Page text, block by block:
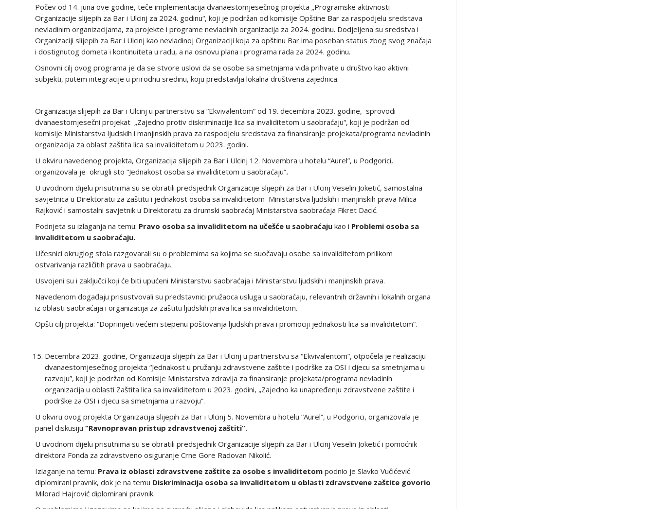
Počev od 14. juna ove godine, teče implementacija dvanaestomjesečnog projekta „Programske aktivnosti
Organizacije slijepih za Bar i Ulcinj za 2024. godinu“, koji je podržan od komisije Opštine Bar za raspodjelu sredstava
nevladinim organizacijama, za projekte i programe nevladinih organizacija za 2024. godinu. Dodjeljena su sredstva i
Organizaciji slijepih za Bar i Ulcinj kao nevladinoj Organizaciji koja za opštinu Bar ima poseban status zbog svog značaja
i dostignutog dometa i kontinuiteta u radu, a na osnovu plana i programa rada za 2024. godinu.
Osnovni cilj ovog programa je da se stvore uslovi da se osobe sa smetnjama vida prihvate u društvo kao aktivni
subjekti, putem integracije u prirodnu sredinu, koju predstavlja lokalna društvena zajednica.
Organizacija slijepih za Bar i Ulcinj u partnerstvu sa “Ekvivalentom” od 19. decembra 2023. godine, sprovodi
dvanaestomjesečni projekat „Zajedno protiv diskriminacije lica sa invaliditetom u saobraćaju“, koji je podržan od
komisije Ministarstva ljudskih i manjinskih prava za raspodjelu sredstava za finansiranje projekata/programa nevladinih
organizacija za oblast zaštita lica sa invaliditetom u 2023. godini.
U okviru navedenog projekta, Organizacija slijepih za Bar i Ulcinj 12. Novembra u hotelu “Aurel”, u Podgorici,
organizovala je okrugli sto “Jednakost osoba sa invaliditetom u saobraćaju”.
U uvodnom dijelu prisutnima su se obratili predsjednik Organizacije slijepih za Bar i Ulcinj Veselin Joketić, samostalna
savjetnica u Direktoratu za zaštitu i jednakost osoba sa invaliditetom Ministarstva ljudskih i manjinskih prava Milica
Rajković i samostalni savjetnik u Direktoratu za drumski saobraćaj Ministarstva saobraćaja Fikret Dacić.
Podnjeta su izlaganja na temu: Pravo osoba sa invaliditetom na učešće u saobraćaju kao i Problemi osoba sa
invaliditetom u saobraćaju.
Učesnici okruglog stola razgovarali su o problemima sa kojima se suočavaju osobe sa invaliditetom prilikom
ostvarivanja različitih prava u saobraćaju.
Usvojeni su i zaključci koji će biti upućeni Ministarstvu saobraćaja i Ministarstvu ljudskih i manjinskih prava.
Navedenom događaju prisustvovali su predstavnici pružaoca usluga u saobraćaju, relevantnih državnih i lokalnih organa
iz oblasti saobraćaja i organizacija za zaštitu ljudskih prava lica sa invaliditetom.
Opšti cilj projekta: “Doprinijeti većem stepenu poštovanja ljudskih prava i promociji jednakosti lica sa invaliditetom”.
Decembra 2023. godine, Organizacija slijepih za Bar i Ulcinj u partnerstvu sa “Ekvivalentom”, otpočela je realizaciju
dvanaestomjesečnog projekta “Jednakost u pružanju zdravstvene zaštite i podrške za OSI i djecu sa smetnjama u
razvoju”, koji je podržan od Komisije Ministarstva zdravlja za finansiranje projekata/programa nevladinih
organizacija u oblasti Zaštita lica sa invaliditetom u 2023. godini, „Zajedno ka unapređenju zdravstvene zaštite i
podrške za OSI i djecu sa smetnjama u razvoju”.
U okviru ovog projekta Organizacija slijepih za Bar i Ulcinj 5. Novembra u hotelu “Aurel”, u Podgorici, organizovala je
panel diskusiju “Ravnopravan pristup zdravstvenoj zaštiti”.
U uvodnom dijelu prisutnima su se obratili predsjednik Organizacije slijepih za Bar i Ulcinj Veselin Joketić i pomoćnik
direktora Fonda za zdravstveno osiguranje Crne Gore Radovan Nikolić.
Izlaganje na temu: Prava iz oblasti zdravstvene zaštite za osobe s invaliditetom podnio je Slavko Vučićević
diplomirani pravnik, dok je na temu Diskriminacija osoba sa invaliditetom u oblasti zdravstvene zaštite govorio
Milorad Hajrović diplomirani pravnik.